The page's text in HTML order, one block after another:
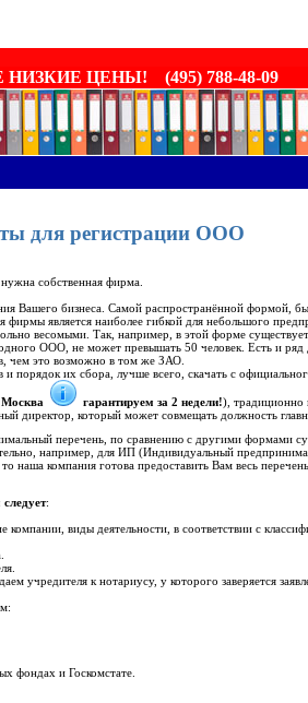
ЦЕНЫ! (495) 788-48-09
для регистрации ООО
собственная фирма.
Вашего бизнеса. Самой распространённой формой,
является наиболее гибкой для небольшого
весомыми. Так, например, в этой форме
ООО, не может превышать 50 человек. Есть и ряд
чем это возможно в том же ЗАО.
их сбора, лучше всего, скачать с
гарантируем за 2 недели!), традиционно
директор, который может совмещать должность
перечень, по сравнению с другими формами
например, для ИП (Индивидуальный
компания готова предоставить Вам весь
:
виды деятельности, в соответствии с
учредителя к нотариусу, у которого заверяется
фондах и Госкомстате.